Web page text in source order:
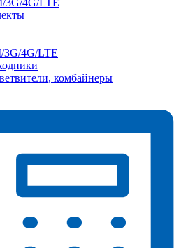
3G/4G/LTE
4G/LTE
комбайнеры